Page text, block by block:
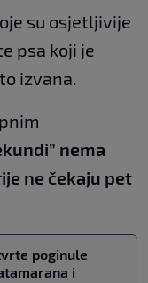
su osjetljivije
psa koji je
izvana.
nema
ne čekaju pet
poginule
i